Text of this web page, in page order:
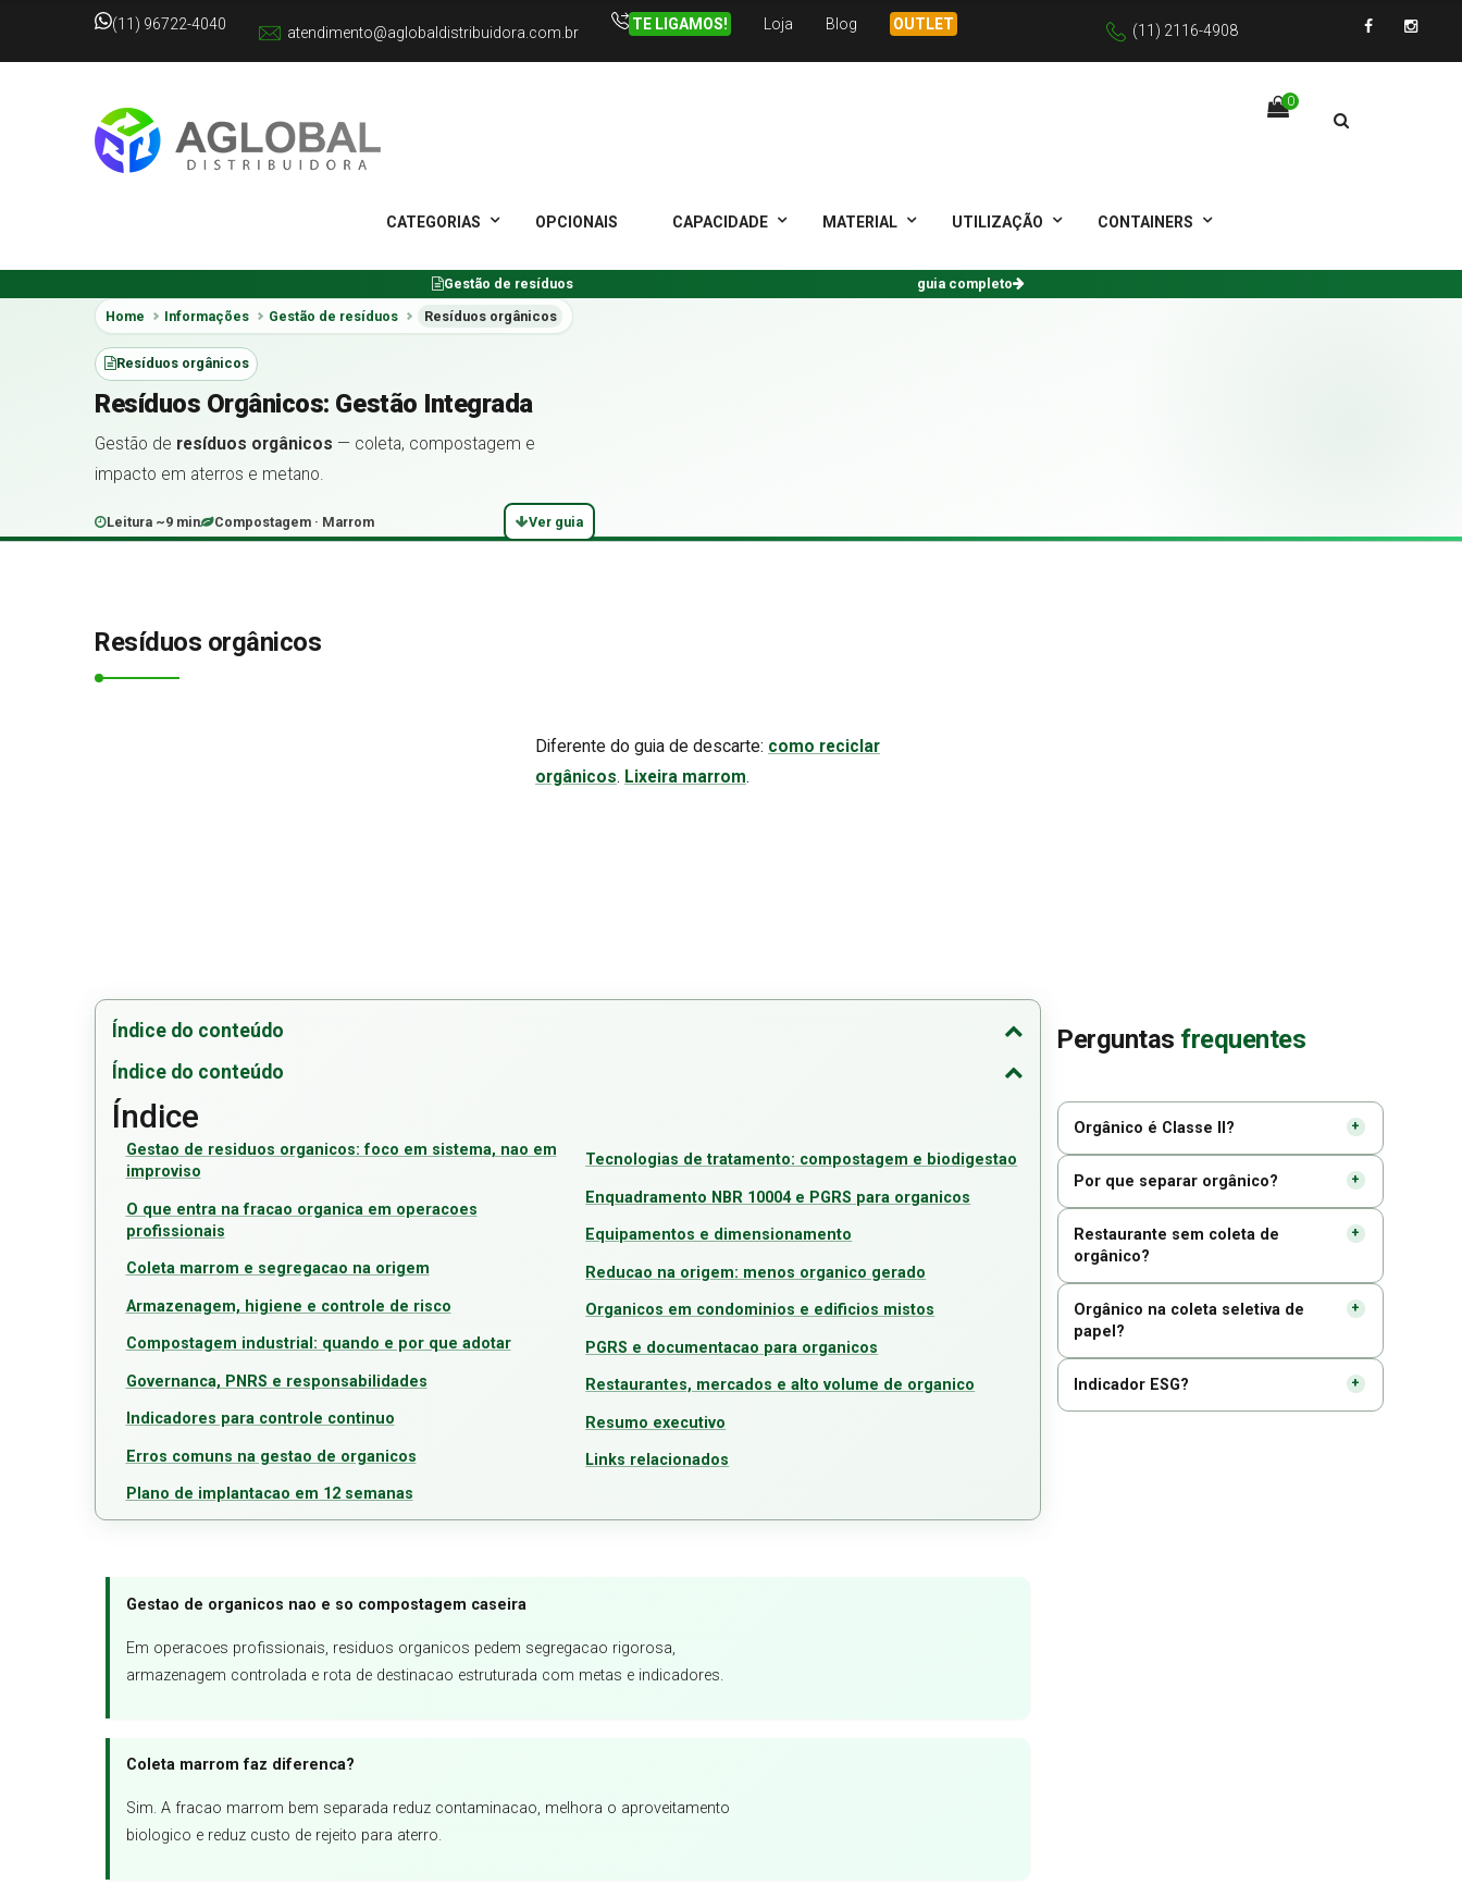
(11) 96722-4040 atendimento@aglobaldistribuidora.com.br TE LIGAMOS! Loja Blog OUTLET (11) 2116-4908
0
CATEGORIAS OPCIONAIS CAPACIDADE MATERIAL UTILIZAÇÃO CONTAINERS
Gestão de resíduos
guia completo
Home
Informações Gestão de resíduos Resíduos orgânicos
Resíduos orgânicos
Resíduos Orgânicos: Gestão Integrada
Gestão de resíduos orgânicos — coleta, compostagem e
impacto em aterros e metano.
Leitura ~9 min Compostagem · Marrom Ver guia
Resíduos orgânicos
Diferente do guia de descarte: como reciclar
orgânicos. Lixeira marrom.
Índice do conteúdo
Índice do conteúdo
Índice
Gestao de residuos organicos: foco em sistema, nao em
improviso
O que entra na fracao organica em operacoes
profissionais
Coleta marrom e segregacao na origem
Armazenagem, higiene e controle de risco
Compostagem industrial: quando e por que adotar
Governanca, PNRS e responsabilidades
Indicadores para controle continuo
Erros comuns na gestao de organicos
Plano de implantacao em 12 semanas
Tecnologias de tratamento: compostagem e biodigestao
Enquadramento NBR 10004 e PGRS para organicos
Equipamentos e dimensionamento
Reducao na origem: menos organico gerado
Organicos em condominios e edificios mistos
PGRS e documentacao para organicos
Restaurantes, mercados e alto volume de organico
Resumo executivo
Links relacionados
Gestao de organicos nao e so compostagem caseira
Em operacoes profissionais, residuos organicos pedem segregacao rigorosa,
armazenagem controlada e rota de destinacao estruturada com metas e indicadores.
Coleta marrom faz diferenca?
Sim. A fracao marrom bem separada reduz contaminacao, melhora o aproveitamento
biologico e reduz custo de rejeito para aterro.
Perguntas frequentes
Orgânico é Classe II?
Por que separar orgânico?
Restaurante sem coleta de
orgânico?
Orgânico na coleta seletiva de
papel?
Indicador ESG?